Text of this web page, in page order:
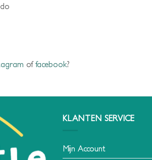
offacebook?
KLANTEN SERVICE
Mijn Account